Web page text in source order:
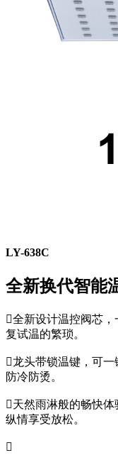
LY-638C
全新换代智能
全新设计温控阀芯，
复试温的繁琐。
龙头带锁温键，可
防冷防烫。
天然雨淋般的畅快
纵情享受放松。
